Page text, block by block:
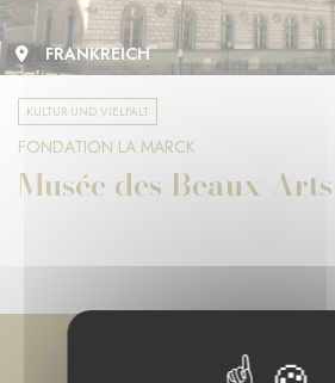
FRANKREICH
KULTUR UND VIELFALT
FONDATION LA MARCK
Musée des Beaux-